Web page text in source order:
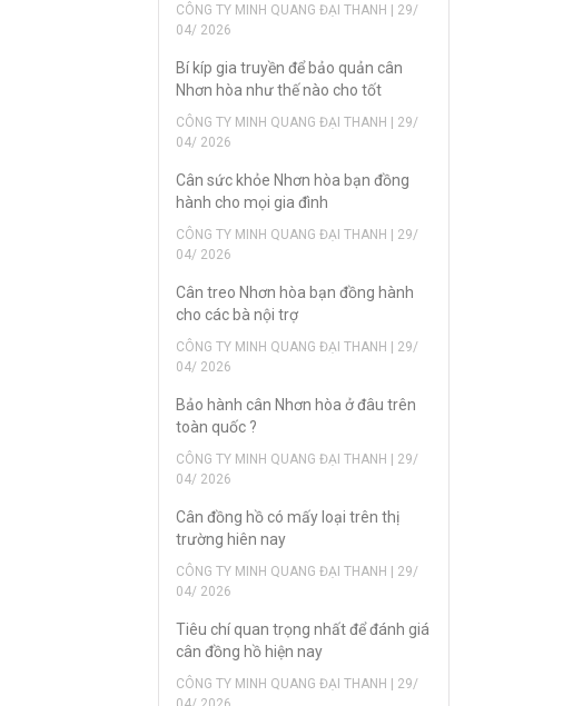
CÔNG TY MINH QUANG ĐẠI THANH | 29/
04/ 2026
Bí kíp gia truyền để bảo quản cân
Nhơn hòa như thế nào cho tốt
CÔNG TY MINH QUANG ĐẠI THANH | 29/
04/ 2026
Cân sức khỏe Nhơn hòa bạn đồng
hành cho mọi gia đình
CÔNG TY MINH QUANG ĐẠI THANH | 29/
04/ 2026
Cân treo Nhơn hòa bạn đồng hành
cho các bà nội trợ
CÔNG TY MINH QUANG ĐẠI THANH | 29/
04/ 2026
Bảo hành cân Nhơn hòa ở đâu trên
toàn quốc ?
CÔNG TY MINH QUANG ĐẠI THANH | 29/
04/ 2026
Cân đồng hồ có mấy loại trên thị
trường hiên nay
CÔNG TY MINH QUANG ĐẠI THANH | 29/
04/ 2026
Tiêu chí quan trọng nhất để đánh giá
cân đồng hồ hiện nay
CÔNG TY MINH QUANG ĐẠI THANH | 29/